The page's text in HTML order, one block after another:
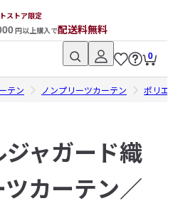
ストア限定
円以上購入で配送料無料
0
テン ノンプリーツカーテン ポリエ
ャガード織
カーテン／